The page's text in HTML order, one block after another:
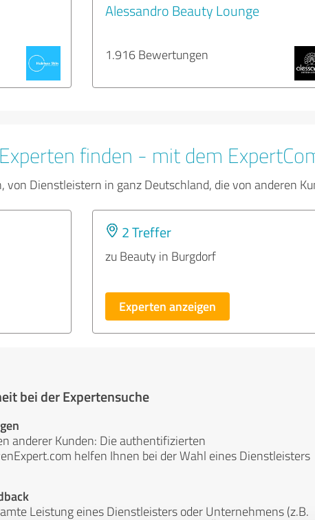
Alessandro Beauty Lounge
1.916 Bewertungen
finden - mit dem
von Dienstleistern in ganz Deutschland, die von anderen
2 Treffer
zu Beauty in Burgdorf
Experten anzeigen
bei der Expertensuche
anderer Kunden: Die authentifizierten
helfen Ihnen bei der Wahl eines Dienstleisters
Leistung eines Dienstleisters oder Unternehmens (z.B.